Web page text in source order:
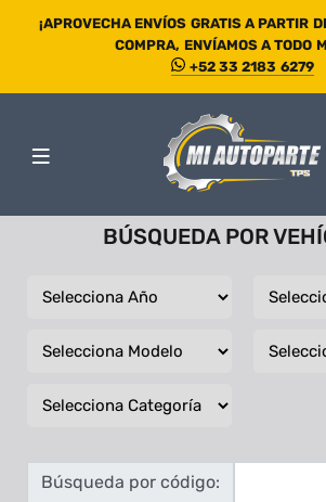
¡APROVECHA ENVÍOS GRATIS A PARTIR
COMPRA, ENVÍAMOS A TODO
+52 33 2183 6279
BÚSQUEDA POR
Búsqueda por código: